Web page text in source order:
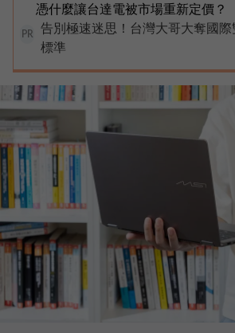
憑什麼讓台達電被市場重新定價？
PR
告別極速迷思！台灣大哥大奪國
標準